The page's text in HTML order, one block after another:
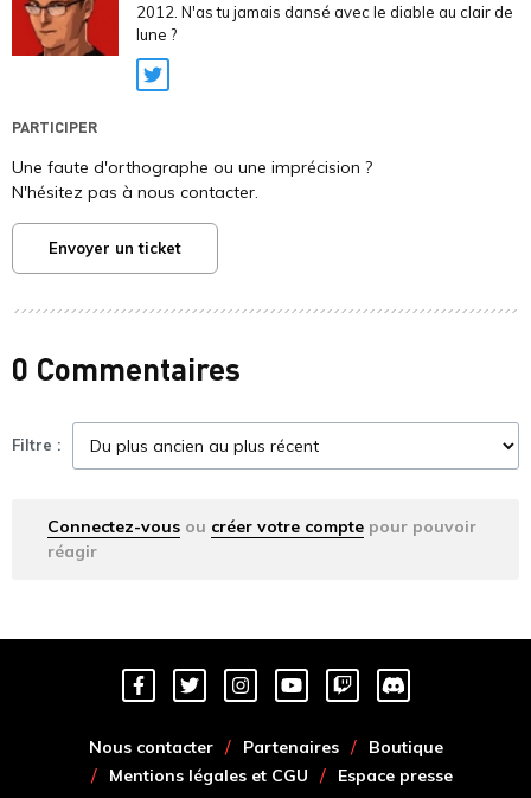
2012. N'as tu jamais dansé avec le diable au clair de
lune ?
Twitter
PARTICIPER
Une faute d'orthographe ou une imprécision ?
N'hésitez pas à nous contacter.
Envoyer un ticket
0 Commentaires
Filtre :
Connectez-vous ou créer votre compte pour pouvoir
réagir
Nous contacter Partenaires
Boutique
Mentions légales et CGU
Espace presse